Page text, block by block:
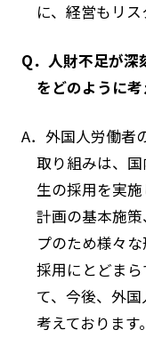
に、経営もリス
Q．人財不足が深
をどのように考
A．外国人労働者
取り組みは、
生の採用を実
計画の基本施
プのため様々
採用にとどま
て、今後、外
考えております。